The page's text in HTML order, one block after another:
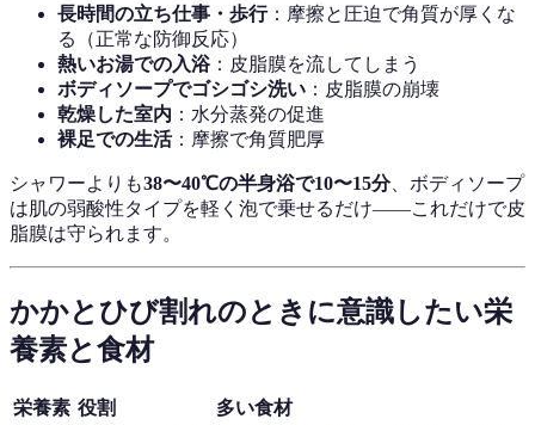
長時間の立ち仕事・歩行：摩擦と圧迫で角質が厚くな
る（正常な防御反応）
熱いお湯での入浴 ：皮脂膜を流してしまう
ボディソープでゴシゴシ洗い ：皮脂膜の崩壊
乾燥した室内 ：水分蒸発の促進
裸足での生活：摩擦で角質肥厚
シャワーよりも38〜40℃の半身浴で10〜15分、ボディソープ
は肌の弱酸性タイプを軽く泡で乗せるだけ——これだけで皮
脂膜は守られます。
かかとひび割れのときに意識したい栄
養素と食材
栄養素 役割
多い食材